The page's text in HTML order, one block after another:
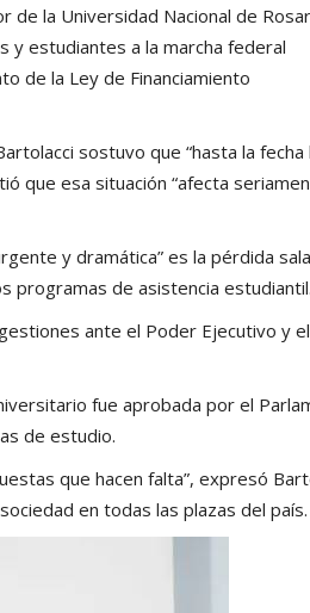
de la Universidad Nacional de
y estudiantes a la marcha federal
de la Ley de Financiamiento
sostuvo que “hasta la fecha
que esa situación “afecta
y dramática” es la pérdida
programas de asistencia estudiantil.
ante el Poder Ejecutivo y el
fue aprobada por el
de estudio.
que hacen falta”, expresó
en todas las plazas del país.